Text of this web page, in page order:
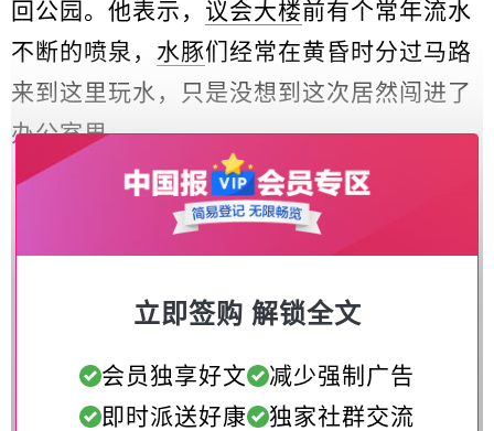
回公园。他表示， 议会大楼前有个常年流水
不断的喷泉， 水豚们经常在黄昏时分过马路
来到这里玩水，只是没想到这次居然闯进了
办公室里。
立即签购 解锁全文
会员独享好文
减少强制广告
即时派送好康
独家社群交流